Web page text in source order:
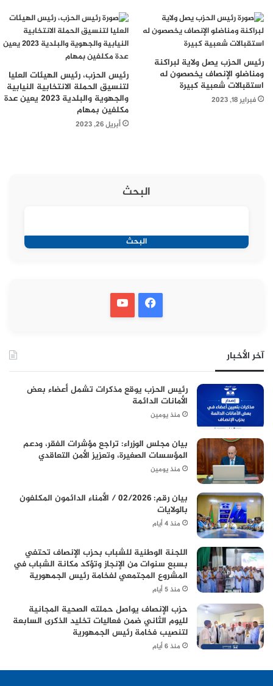
رئيس الحزب يصل ولاية لبراكنة
ومناضلو الإنصاف يخصصون له
استقبالات شعبية كبيرة
فبراير 18, 2023
رئيس الحزب، رئيس الهيئات العليا
لتنسيق الحملة الانتخابية النيابية
والجهوية والبلدية 2023 يعين عدة
مكلفين بمهام
أبريل 26, 2023
البحث
البحث
آخر الأخبار
رئيس الحزب يوقع مذكرات تشمل أعضاء بعض
الأمانات الدائمة
منذ يومين
بيان مجلس الوزراء: تراجع مؤشرات الفقر، ودعم
المؤسسات الصغيرة، وتعزيز الأمن التعاقدي
منذ يومين
بيان رقم: 02/2026 / الأمناء الدائمون المكلفون
بالولايات
منذ 4 أيام
اللجنة الوطنية للشباب بحزب الإنصاف تحتفي
بسبع سنوات من الإنجاز وتؤكد مكانة الشباب في
المشروع المجتمعي لفخامة رئيس الجمهورية
منذ 5 أيام
حزب الإنصاف يواصل حملته الصحية المجانية
لليوم الثاني ضمن فعاليات تخليد الذكرى السابعة
لتنصيب فخامة رئيس الجمهورية
منذ 6 أيام